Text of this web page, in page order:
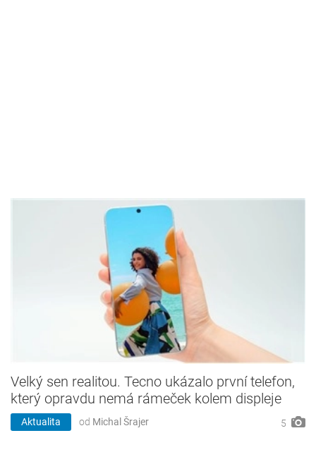
Velký sen realitou. Tecno ukázalo první telefon,
který opravdu nemá rámeček kolem displeje
Aktualita od Michal Šrajer 5